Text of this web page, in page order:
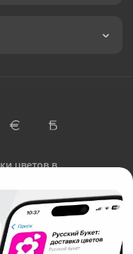
цветов в
«Технология»
ул. Ипподромская,